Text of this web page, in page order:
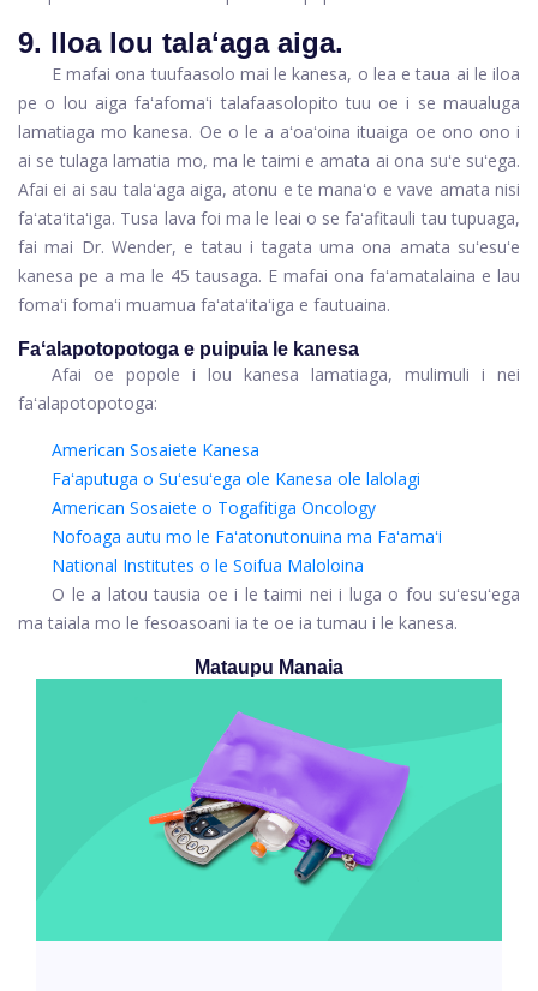
9. Iloa lou talaʻaga aiga.
E mafai ona tuufaasolo mai le kanesa, o lea e taua ai le iloa
pe o lou aiga faʻafomaʻi talafaasolopito tuu oe i se maualuga
lamatiaga mo kanesa. Oe o le a aʻoaʻoina ituaiga oe ono ono i
ai se tulaga lamatia mo, ma le taimi e amata ai ona suʻe suʻega.
Afai ei ai sau talaʻaga aiga, atonu e te manaʻo e vave amata nisi
faʻataʻitaʻiga. Tusa lava foi ma le leai o se faʻafitauli tau tupuaga,
fai mai Dr. Wender, e tatau i tagata uma ona amata suʻesuʻe
kanesa pe a ma le 45 tausaga. E mafai ona faʻamatalaina e lau
fomaʻi fomaʻi muamua faʻataʻitaʻiga e fautuaina.
Faʻalapotopotoga e puipuia le kanesa
Afai oe popole i lou kanesa lamatiaga, mulimuli i nei
faʻalapotopotoga:
American Sosaiete Kanesa
Faʻaputuga o Suʻesuʻega ole Kanesa ole lalolagi
American Sosaiete o Togafitiga Oncology
Nofoaga autu mo le Faʻatonutonuina ma Faʻamaʻi
National Institutes o le Soifua Maloloina
O le a latou tausia oe i le taimi nei i luga o fou suʻesuʻega
ma taiala mo le fesoasoani ia te oe ia tumau i le kanesa.
Mataupu Manaia